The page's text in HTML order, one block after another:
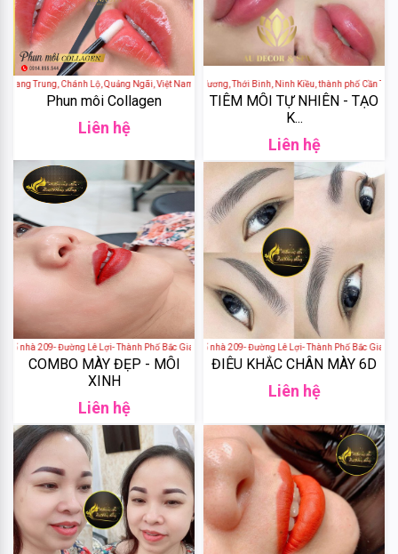
Algae
Blackmores
Median
DHC
Weilaiya
Olexrs
Head
Shoulders
Trung, Chánh Lộ, Quảng Ngãi, Việt Nam
Phun môi Collagen
Liên hệ
AU SPA - 54 Hùng Vương, Thới Binh, Ninh Kiều, thành phố Cần Thơ,
TIÊM MÔI TỰ NHIÊN - TẠO
K...
Liên hệ
nhà 209- Đường Lê Lợi- Thành Phố Bắc Giang
COMBO MÀY ĐẸP - MÔI
XINH
Liên hệ
Lan Hồng Kông - Số nhà 209- Đường Lê Lợi- Thành Phố Bắc Giang
ĐIÊU KHẮC CHÂN MÀY 6D
Liên hệ